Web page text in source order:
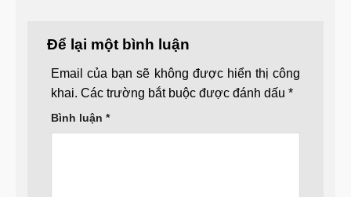
Để lại một bình luận
Email của bạn sẽ không được hiển thị công
khai. Các trường bắt buộc được đánh dấu *
Bình luận *